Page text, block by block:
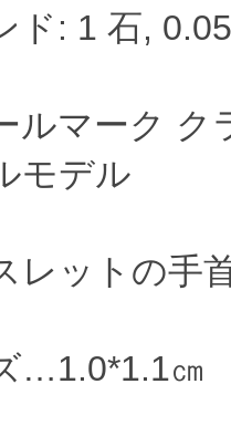
: 1 石,
マーク ク
モデル
ットの手
…1.0*1.1㎝